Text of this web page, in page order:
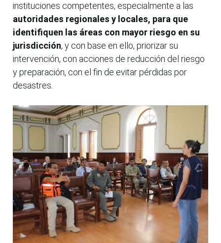
instituciones competentes, especialmente a las
autoridades regionales y locales, para que
identifiquen las áreas con mayor riesgo en su
jurisdicción, y con base en ello, priorizar su
intervención, con acciones de reducción del riesgo
y preparación, con el fin de evitar pérdidas por
desastres.